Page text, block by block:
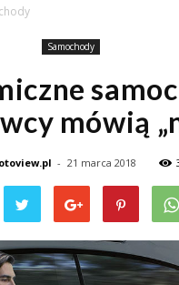
Samochody
mówią
- 21 marca 2018